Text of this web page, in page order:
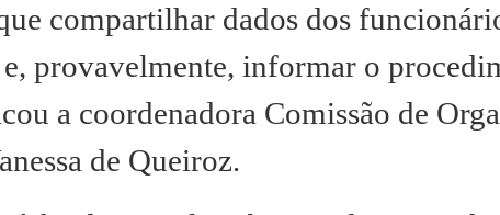
compartilhar dados dos
provavelmente, informar o
a coordenadora Comissão de
de Queiroz.